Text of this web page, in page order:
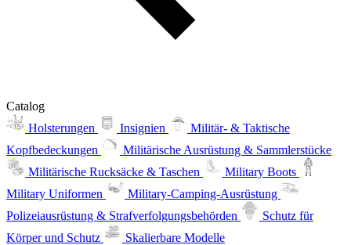
Catalog
Holsterungen
Insignien
Militär- & Taktische
Kopfbedeckungen
Militärische Ausrüstung & Sammlerstücke
Militärische Rucksäcke & Taschen
Military Boots
Military Uniformen
Military-Camping-Ausrüstung
Polizeiausrüstung & Strafverfolgungsbehörden
Schutz für
Körper und Schutz
Skalierbare Modelle